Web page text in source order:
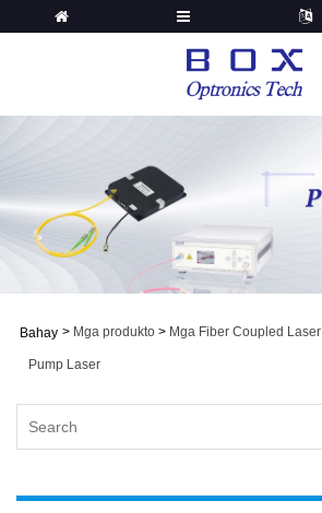
Bahay > Mga produkto > Mga Fiber Coupled Laser
Pump Laser